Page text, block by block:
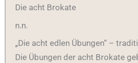
Die acht Brokate
n.n.
„Die acht edlen Übungen“ –
Die Übungen der acht Brokate